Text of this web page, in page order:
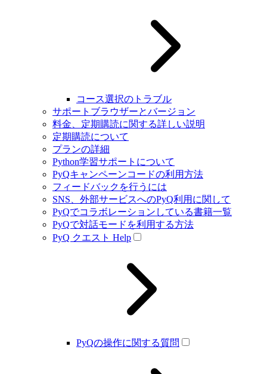
コース選択のトラブル
サポートブラウザーとバージョン
料金、定期購読に関する詳しい説明
定期購読について
プランの詳細
Python学習サポートについて
PyQキャンペーンコードの利用方法
フィードバックを行うには
SNS、外部サービスへのPyQ利用に関して
PyQでコラボレーションしている書籍一覧
PyQで対話モードを利用する方法
PyQ クエスト Help
PyQの操作に関する質問